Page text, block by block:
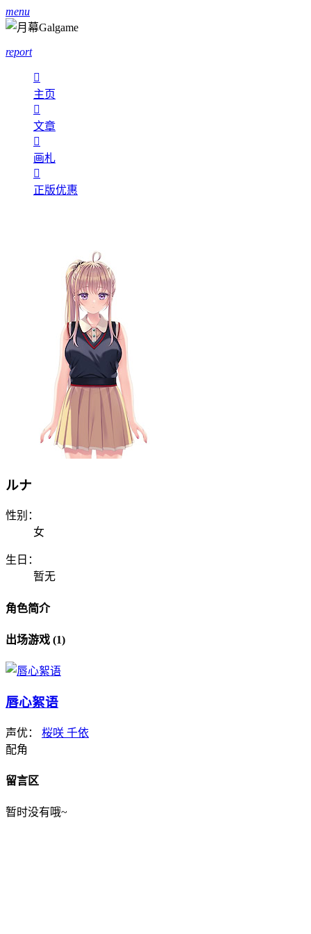
menu
report

主页

文章

画札

正版优惠
ルナ
性别：
女
生日：
暂无
角色简介
出场游戏 (1)
唇心絮语
声优： 桜咲 千依
配角
留言区
暂时没有哦~